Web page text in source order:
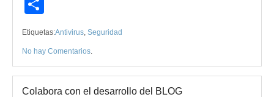
Etiquetas:Antivirus, Seguridad
No hay Comentarios.
Colabora con el desarrollo del BLOG